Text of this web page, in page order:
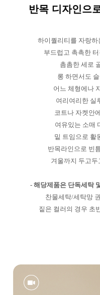
반목 디자인으
하이퀄리티를 자랑
부드럽고 촉촉한
촘촘한 세로
롱 하면서도
어느 체형에나
여리여리한 실
코트나 자켓안
여유있는 소매
밑 트임으로 활
반목라인으로 빈
겨울까지 두고
- 해당제품은 단독세탁
찬물세탁/세탁망
짙은 컬러의 경우 초